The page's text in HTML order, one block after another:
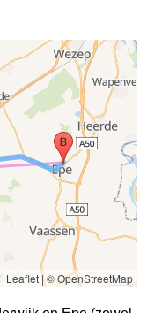
Leaflet|© OpenStreetMap